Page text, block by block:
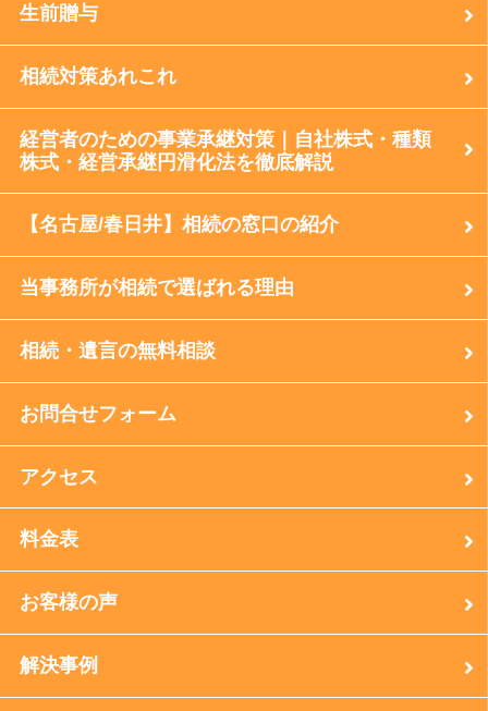
生前贈与
相続対策あれこれ
経営者のための事業承継対策｜自社株式・種類
株式・経営承継円滑化法を徹底解説
【名古屋/春日井】相続の窓口の紹介
当事務所が相続で選ばれる理由
相続・遺言の無料相談
お問合せフォーム
アクセス
料金表
お客様の声
解決事例